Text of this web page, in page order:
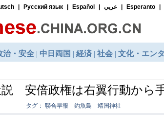
説 安倍政権は右翼行動から
タグ： 聯合早報 釣魚島 靖国神社